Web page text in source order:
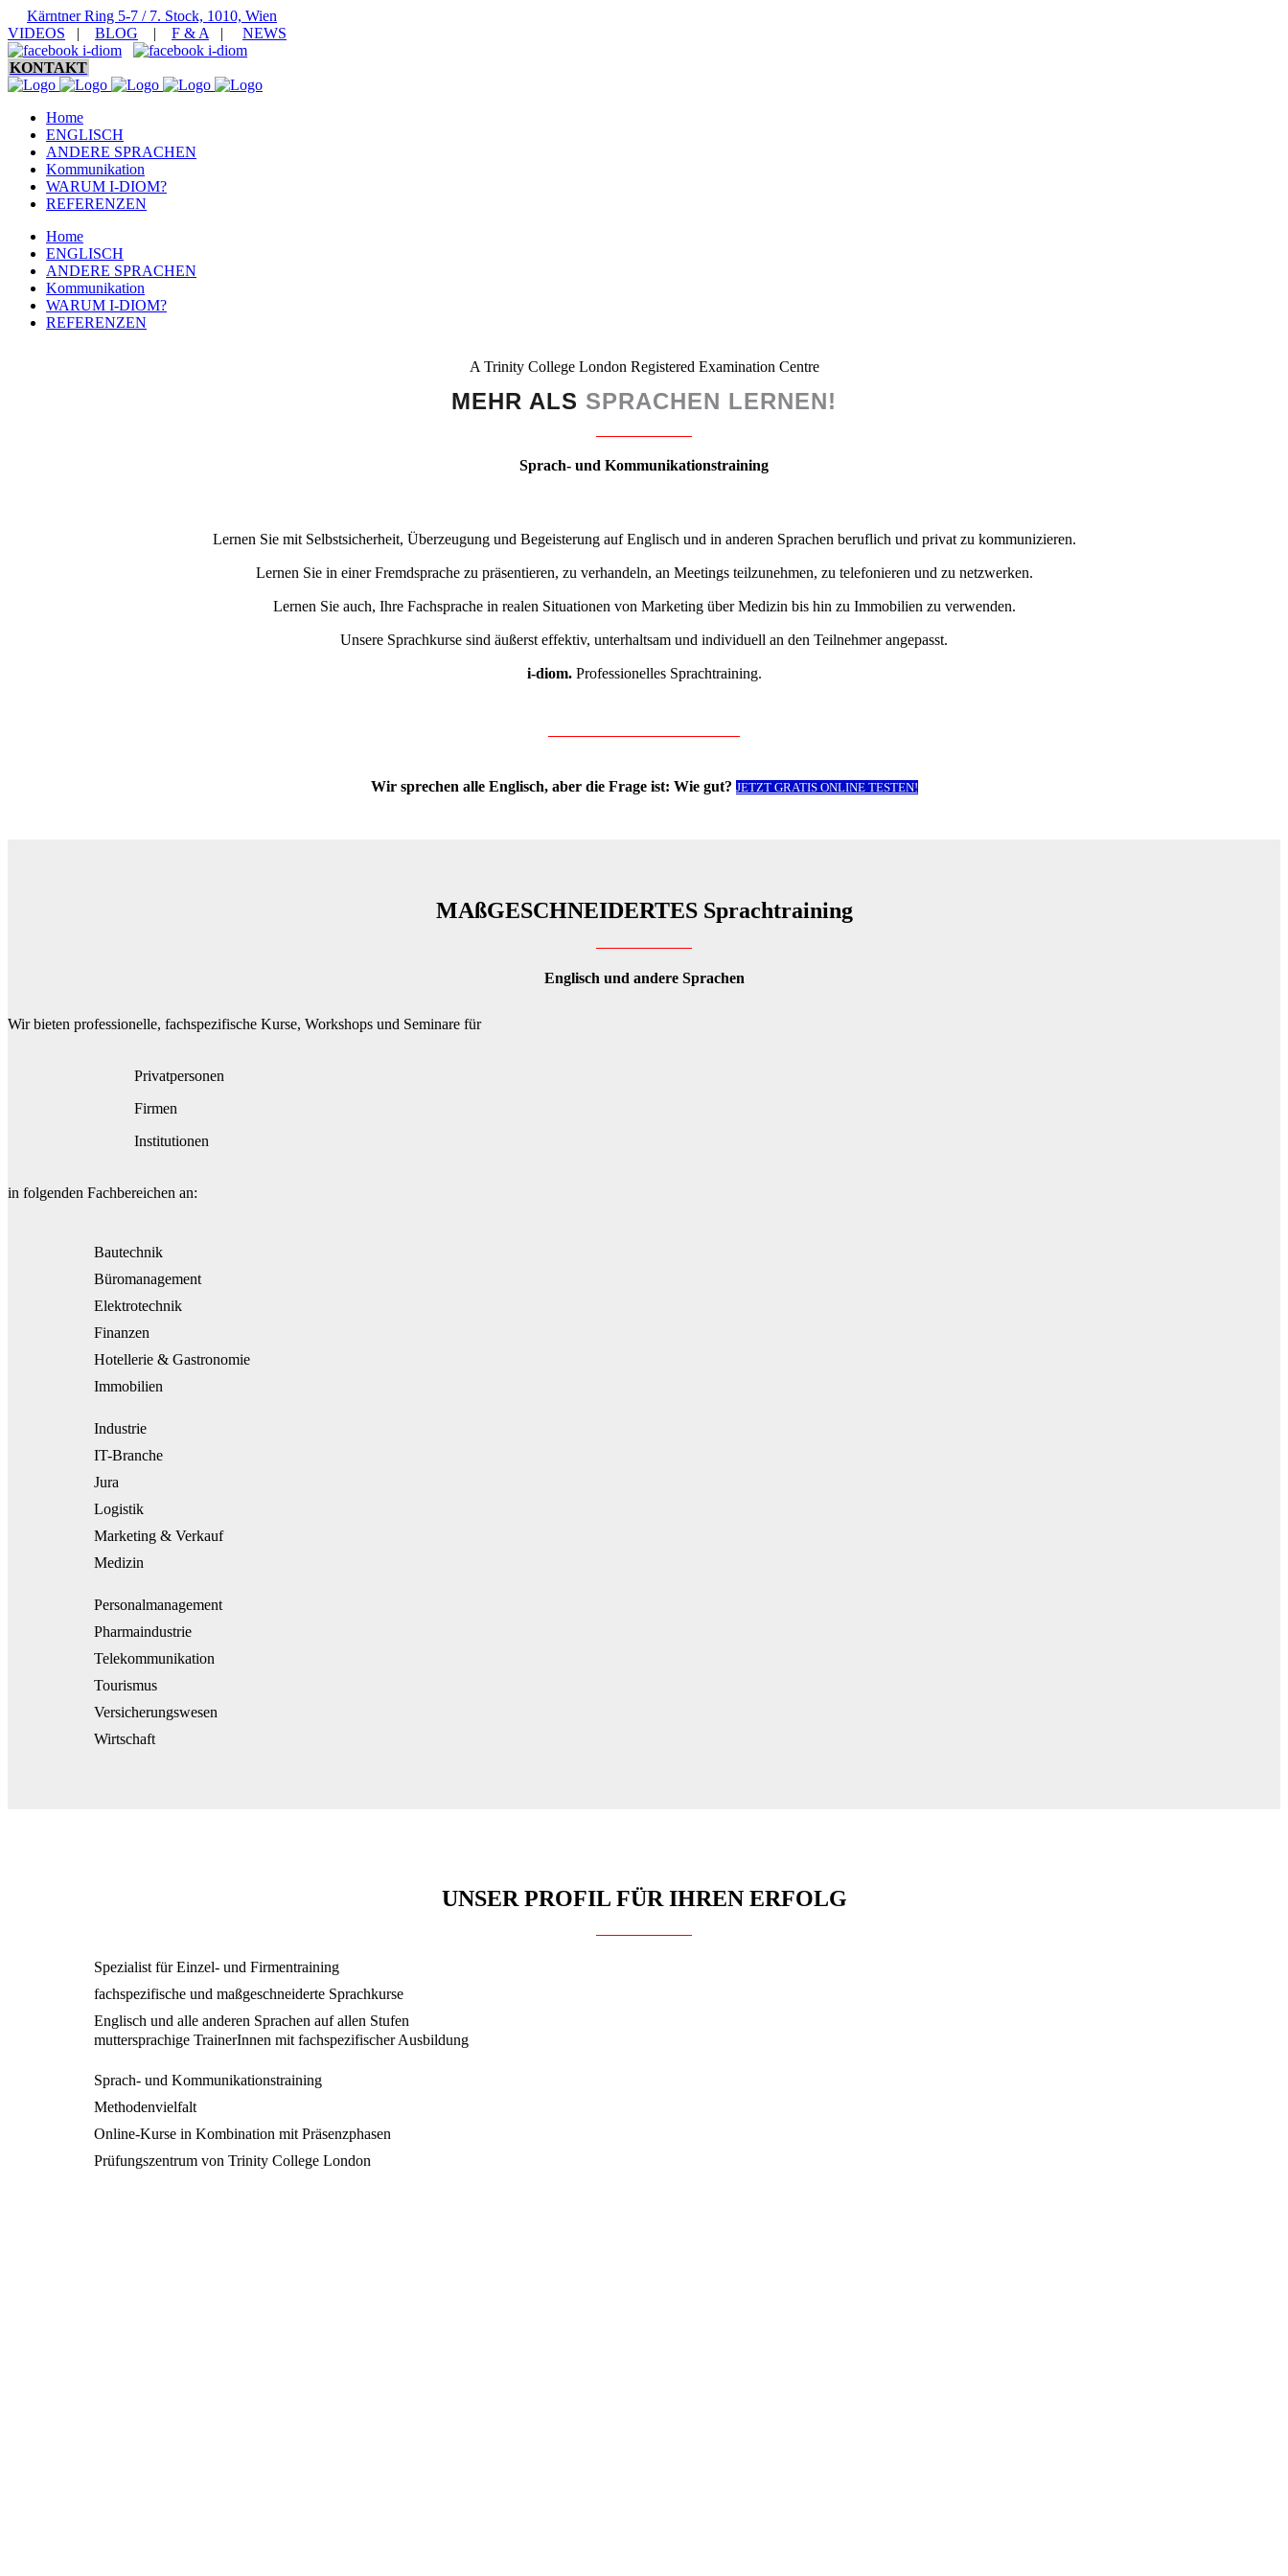
Kärntner Ring 5-7 / 7. Stock, 1010, Wien
VIDEOS | BLOG | F & A | NEWS
KONTAKT
Home
ENGLISCH
ANDERE SPRACHEN
Kommunikation
WARUM I-DIOM?
REFERENZEN
Home
ENGLISCH
ANDERE SPRACHEN
Kommunikation
WARUM I-DIOM?
REFERENZEN
A Trinity College London Registered Examination Centre
MEHR ALS SPRACHEN LERNEN!
Sprach- und Kommunikationstraining
Lernen Sie mit Selbstsicherheit, Überzeugung und Begeisterung auf Englisch und in anderen Sprachen beruflich und privat zu kommunizieren.
Lernen Sie in einer Fremdsprache zu präsentieren, zu verhandeln, an Meetings teilzunehmen, zu telefonieren und zu netzwerken.
Lernen Sie auch, Ihre Fachsprache in realen Situationen von Marketing über Medizin bis hin zu Immobilien zu verwenden.
Unsere Sprachkurse sind äußerst effektiv, unterhaltsam und individuell an den Teilnehmer angepasst.
i-diom.Professionelles Sprachtraining.
Wir sprechen alle Englisch, aber die Frage ist: Wie gut? JETZT GRATIS ONLINE TESTEN!
MAßGESCHNEIDERTES Sprachtraining
Englisch und andere Sprachen
Wir bieten professionelle, fachspezifische Kurse, Workshops und Seminare für
Privatpersonen
Firmen
Institutionen
in folgenden Fachbereichen an:
Bautechnik
Büromanagement
Elektrotechnik
Finanzen
Hotellerie & Gastronomie
Immobilien
Industrie
IT-Branche
Jura
Logistik
Marketing & Verkauf
Medizin
Personalmanagement
Pharmaindustrie
Telekommunikation
Tourismus
Versicherungswesen
Wirtschaft
UNSER PROFIL FÜR IHREN ERFOLG
Spezialist für Einzel- und Firmentraining
fachspezifische und maßgeschneiderte Sprachkurse
Englisch und alle anderen Sprachen auf allen Stufen
muttersprachige TrainerInnen mit fachspezifischer Ausbildung
Sprach- und Kommunikationstraining
Methodenvielfalt
Online-Kurse in Kombination mit Präsenzphasen
Prüfungszentrum von Trinity College London